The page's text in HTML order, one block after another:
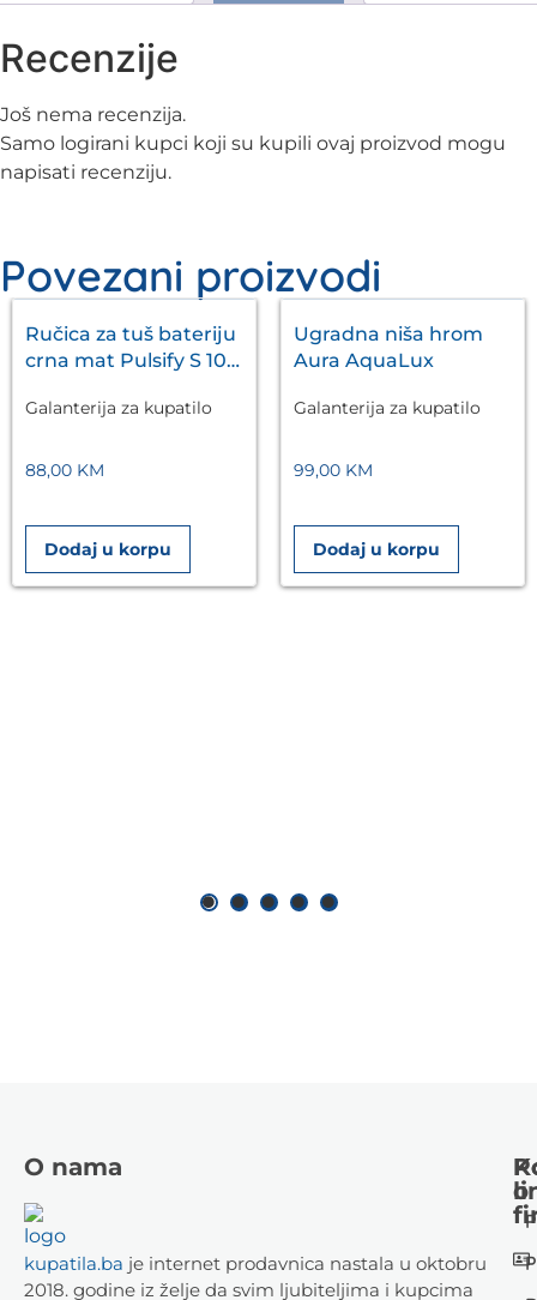
Recenzije
Još nema recenzija.
Samo logirani kupci koji su kupili ovaj proizvod mogu
napisati recenziju.
Povezani proizvodi
Ručica za tuš bateriju
crna mat Pulsify S 105
Galanterija za kupatilo
88,00 KM
Dodaj u korpu
Ugradna niša hrom
Aura AquaLux
Galanterija za kupatilo
99,00 KM
Dodaj u korpu
O nama
kupatila.ba je internet prodavnica nastala u oktobru
2018. godine iz želje da svim ljubiteljima i kupcima
o